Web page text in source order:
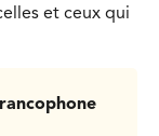
et ceux qui